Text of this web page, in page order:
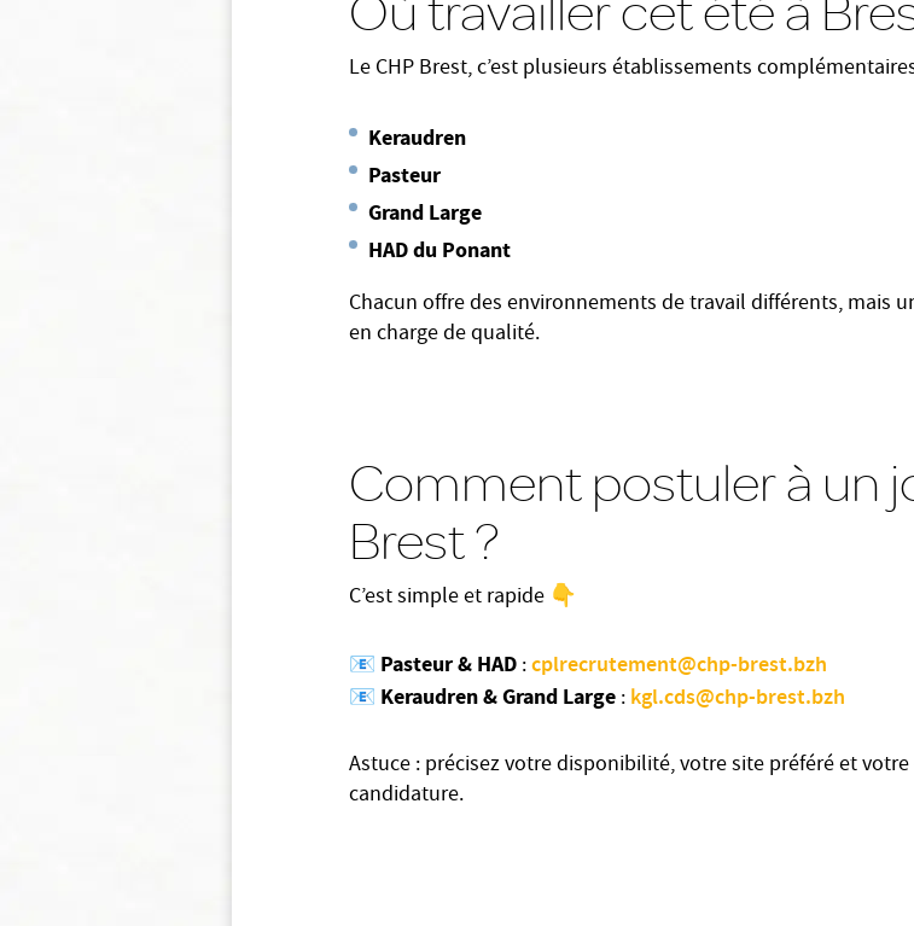
Le CHP Brest, c’est plusieurs établissements
Keraudren
Pasteur
Grand Large
HAD du Ponant
Chacun offre des environnements de travail différents, mais
en charge de qualité.
Comment postuler à un
Brest ?
C’est simple et rapide 👇
📧 Pasteur & HAD :cplrecrutement@chp-brest.bzh
📧 Keraudren & Grand Large :kgl.cds@chp-brest.bzh
Astuce : précisez votre disponibilité, votre site préféré et
candidature.